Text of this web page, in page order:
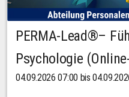
PERMA-Lead®–
Psychologie
04.09.2026 07:00 bis